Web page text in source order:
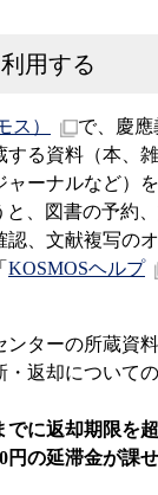
用する
ス）
で、慶應
する資料（本、
ャーナルなど）
と、図書の予約
、文献複写の
KOSMOSヘルプ
ンターの所蔵資
・返却について
でに返却期限を
円の延滞金が課せ